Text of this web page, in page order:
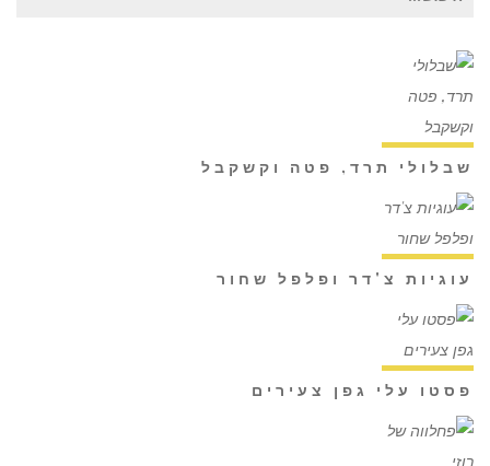
שבלולי תרד, פטה וקשקבל
עוגיות צ'דר ופלפל שחור
פסטו עלי גפן צעירים